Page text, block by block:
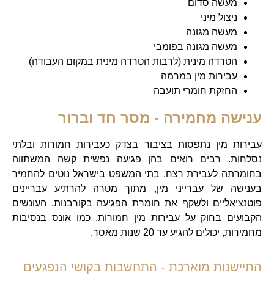
מעשה סדום
ניצול מיני
מעשה מגונה
מעשה מגונה בפומבי
הטרדה מינית (לרבות הטרדה מינית במקום העבודה)
עבירות מין במרמה
החזקת חומרי תועבה
ענישה מחמירה - מסר חד וברור
עבירות מין נתפסות בציבור בצדק כעבירות חמורות ובלתי
נסלחות. רבים רואים בהן פגיעה נפשית קשה המשתווה
בחומרתה לעבירת רצח. בתי המשפט בישראל נוטים להחמיר
בענישה של עברייני מין, מתוך מטרה להרתיע עבריינים
פוטנציאליים ולשקף את חומרת הפגיעה בקורבנות. העונשים
הקבועים בחוק על עבירות מין חמורות, כמו אונס בנסיבות
מחמירות, יכולים להגיע עד 20 שנות מאסר.
התיישנות מוארכת - התחשבות בקושי הנפגעים